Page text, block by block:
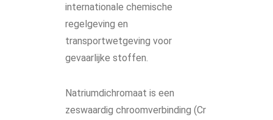
internationale chemische
regelgeving en
transportwetgeving voor
gevaarlijke stoffen.
Natriumdichromaat is een
zeswaardig chroomverbinding (Cr